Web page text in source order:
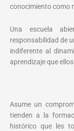
conocimiento como
Una escuela
responsabilidad de
indiferente al
aprendizaje que
Asume un
tienden a la
histórico que les